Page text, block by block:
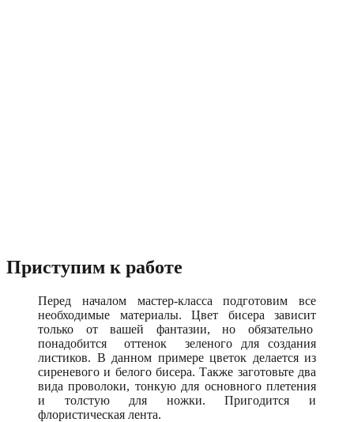
Приступим к работе
Перед началом мастер-класса подготовим все
необходимые материалы. Цвет бисера зависит
только от вашей фантазии, но обязательно
понадобится оттенок зеленого для создания
листиков. В данном примере цветок делается из
сиреневого и белого бисера. Также заготовьте два
вида проволоки, тонкую для основного плетения
и толстую для ножки. Пригодится и
флористическая лента.